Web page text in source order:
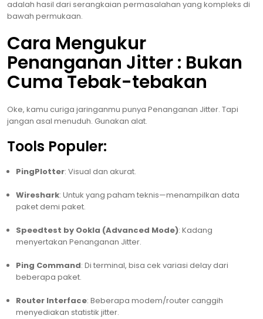
adalah hasil dari serangkaian permasalahan yang kompleks di
bawah permukaan.
Cara Mengukur
Penanganan Jitter : Bukan
Cuma Tebak-tebakan
Oke, kamu curiga jaringanmu punya Penanganan Jitter. Tapi
jangan asal menuduh. Gunakan alat.
Tools Populer:
PingPlotter: Visual dan akurat.
Wireshark: Untuk yang paham teknis—menampilkan data
paket demi paket.
Speedtest by Ookla (Advanced Mode): Kadang
menyertakan Penanganan Jitter.
Ping Command: Di terminal, bisa cek variasi delay dari
beberapa paket.
Router Interface: Beberapa modem/router canggih
menyediakan statistik jitter.